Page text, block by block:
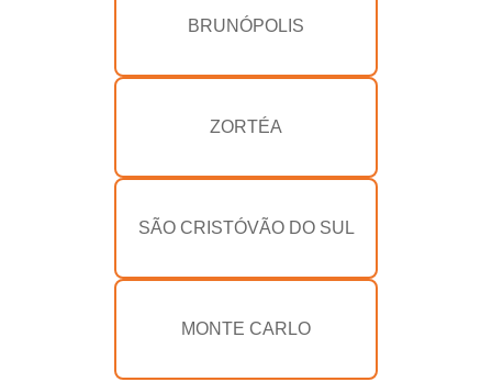
BRUNÓPOLIS
ZORTÉA
SÃO CRISTÓVÃO DO SUL
MONTE CARLO